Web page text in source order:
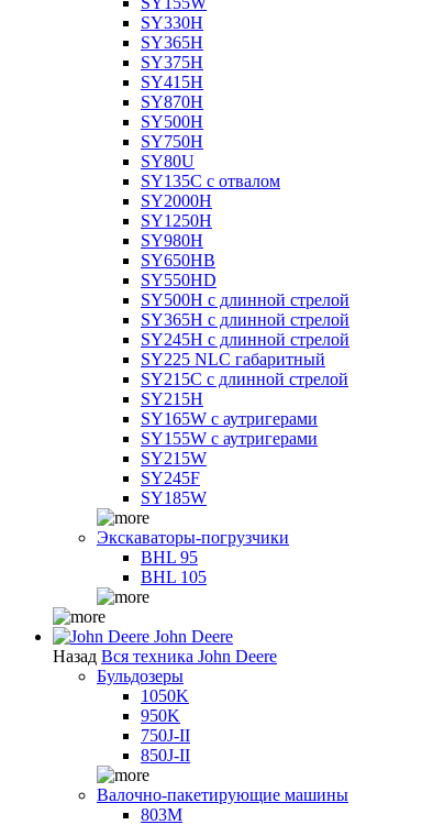
SY330H
SY365H
SY375H
SY415H
SY870H
SY500H
SY750H
SY80U
SY135C с отвалом
SY2000H
SY1250H
SY980H
SY650HB
SY550HD
SY500H с длинной стрелой
SY365H с длинной стрелой
SY245H с длинной стрелой
SY225 NLC габаритный
SY215C с длинной стрелой
SY215H
SY165W с аутригерами
SY155W с аутригерами
SY215W
SY245F
SY185W
Экскаваторы-погрузчики
BHL 95
BHL 105
John Deere
Назад Вся техника John Deere
Бульдозеры
1050K
950K
750J-II
850J-II
Валочно-пакетирующие машины
803M